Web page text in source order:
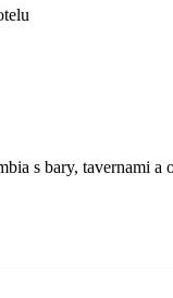
s bary, tavernami a